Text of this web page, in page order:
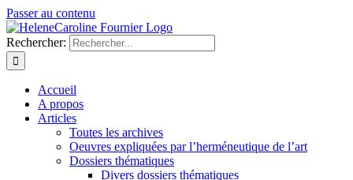
Passer au contenu
Rechercher:
Accueil
A propos
Articles
Toutes les archives
Oeuvres expliquées par l’herméneutique de l’art
Dossiers thématiques
Divers dossiers thématiques